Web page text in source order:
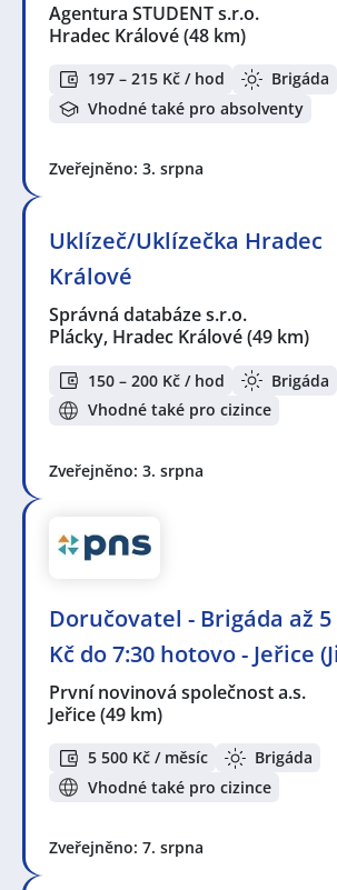
Agentura STUDENT s.r.o.
Hradec Králové(48 km)
197 – 215 Kč / hod
Brigáda
Vhodné také pro absolventy
Zveřejněno: 3. srpna
Uklízeč/Uklízečka Hradec
Králové
Správná databáze s.r.o.
Plácky, Hradec Králové(49 km)
150 – 200 Kč / hod
Brigáda
Vhodné také pro cizince
Zveřejněno: 3. srpna
Doručovatel - Brigáda až 5
Kč do 7:30 hotovo - Jeřice
První novinová společnost a.s.
Jeřice(49 km)
5 500 Kč / měsíc
Brigáda
Vhodné také pro cizince
Zveřejněno: 7. srpna